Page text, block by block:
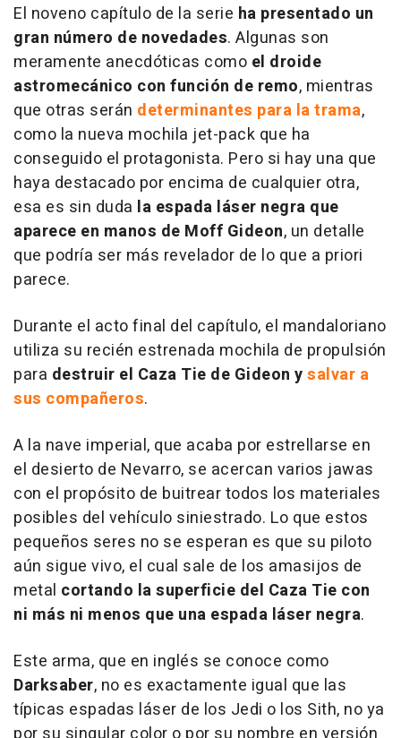
El noveno capítulo de la serie ha presentado un
gran número de novedades. Algunas son
meramente anecdóticas como el droide
astromecánico con función de remo, mientras
que otras serán determinantes para la trama,
como la nueva mochila jet-pack que ha
conseguido el protagonista. Pero si hay una que
haya destacado por encima de cualquier otra,
esa es sin duda la espada láser negra que
aparece en manos de Moff Gideon, un detalle
que podría ser más revelador de lo que a priori
parece.
Durante el acto final del capítulo, el mandaloriano
utiliza su recién estrenada mochila de propulsión
para destruir el Caza Tie de Gideon ysalvar a
sus compañeros.
A la nave imperial, que acaba por estrellarse en
el desierto de Nevarro, se acercan varios jawas
con el propósito de buitrear todos los materiales
posibles del vehículo siniestrado. Lo que estos
pequeños seres no se esperan es que su piloto
aún sigue vivo, el cual sale de los amasijos de
metal cortando la superficie del Caza Tie con
ni más ni menos que una espada láser negra.
Este arma, que en inglés se conoce como
Darksaber, no es exactamente igual que las
típicas espadas láser de los Jedi o los Sith, no ya